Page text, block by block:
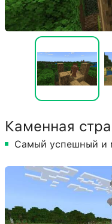
Каменная
Самый успешный и